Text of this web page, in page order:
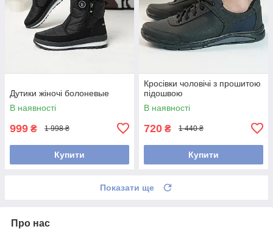
Дутики жіночі болоневые
В наявності
999 ₴ 1 998 ₴
Купити
Кросівки чоловічі з прошитою
підошвою
В наявності
720 ₴ 1 440 ₴
Купити
Показати ще
Про нас